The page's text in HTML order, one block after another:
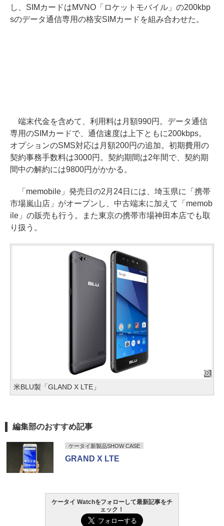
し、SIMカードはMVNO「ロケットモバイル」の200kbp
sのデータ通信専用の格安SIMカードを組み合わせた。
端末代金を含めて、利用料は月額990円。データ通信
専用のSIMカードで、通信速度は上下ともに200kbps。
オプションのSMS対応は月額200円の追加。初期費用の
契約事務手数料は3000円。契約期間は2年間で、契約期
間中の解約には9800円がかかる。
「memobile」発売日の2月24日には、埼玉県に「携帯
市場嵐山店」がオープンし、中古端末に加えて「memob
ile」の販売も行う。また東京の携帯市場神田本店でも取
り扱う。
米BLU製「GLAND X LTE」
編集部のおすすめ記事
ケータイ新製品SHOW CASE
GRAND X LTE
ケータイ Watchをフォローして最新記事をチ
ェック！